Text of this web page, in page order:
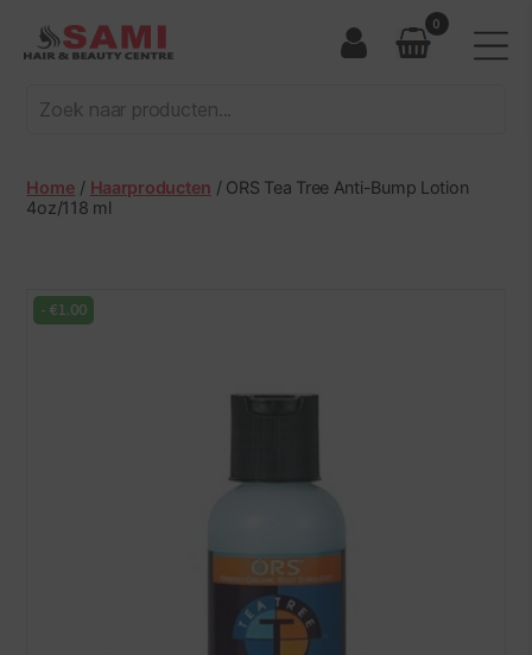
Afro
Hair
Beauty
Centre
0
Home / Haarproducten / ORS Tea Tree Anti-Bump Lotion
4oz/118 ml
-€1.00